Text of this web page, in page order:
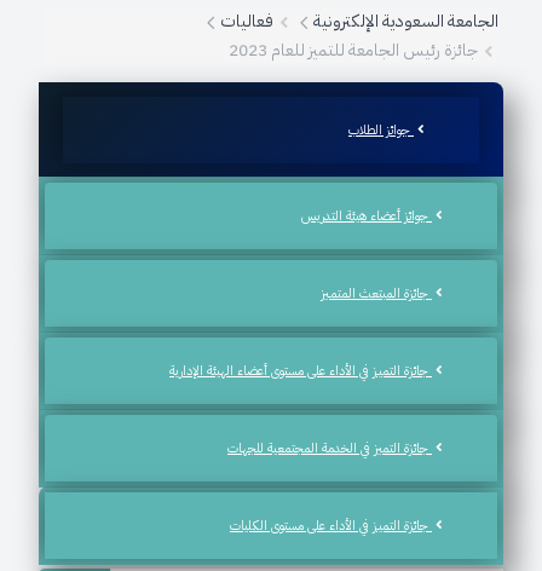
الجامعة السعودية الإلكترونية
فعاليات
جائزة رئيس الجامعة للتميز للعام 2023
جوائز الطلاب
جوائز أعضاء هيئة التدريس
جائزة المبتعث المتمـيز
جائزة التميـز في الأداء على مستوى أعضاء الهيئة الإدارية
جائزة التميز في الخدمة المجتمعية للجهات
جائزة التميـز في الأداء على مستوى الكليات